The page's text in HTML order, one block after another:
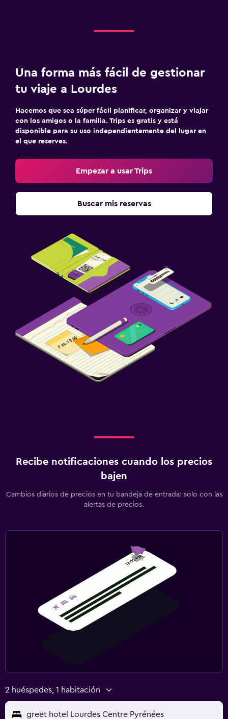
Una forma más fácil de gestionar
tu viaje a Lourdes
Hacemos que sea súper fácil planificar, organizar y viajar
con los amigos o la familia. Trips es gratis y está
disponible para su uso independientemente del lugar en
el que reserves.
Empezar a usar Trips
Buscar mis reservas
Recibe notificaciones cuando los precios
bajen
Cambios diarios de precios en tu bandeja de entrada: solo con las
alertas de precios.
2 huéspedes, 1 habitación
greet hotel Lourdes Centre Pyrénées